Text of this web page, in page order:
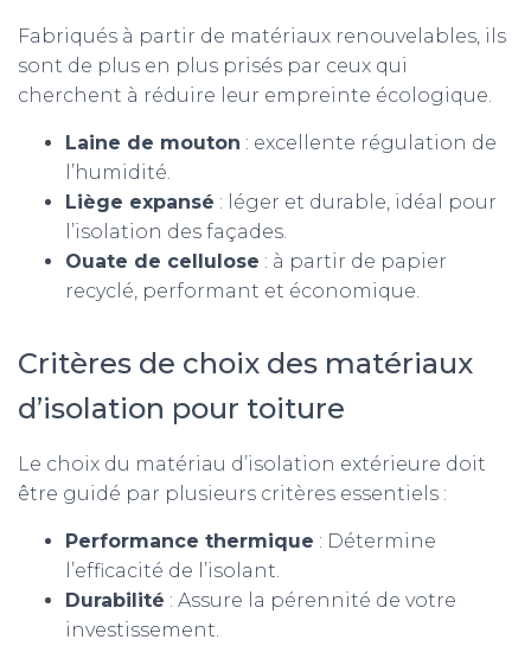
Fabriqués à partir de matériaux renouvelables, ils
sont de plus en plus prisés par ceux qui
cherchent à réduire leur empreinte écologique.
Laine de mouton : excellente régulation de
l’humidité.
Liège expansé : léger et durable, idéal pour
l’isolation des façades.
Ouate de cellulose : à partir de papier
recyclé, performant et économique.
Critères de choix des matériaux
d’isolation pour toiture
Le choix du matériau d’isolation extérieure doit
être guidé par plusieurs critères essentiels :
Performance thermique : Détermine
l’efficacité de l’isolant.
Durabilité : Assure la pérennité de votre
investissement.